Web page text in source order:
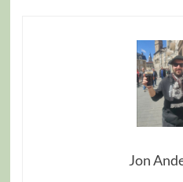
Jon